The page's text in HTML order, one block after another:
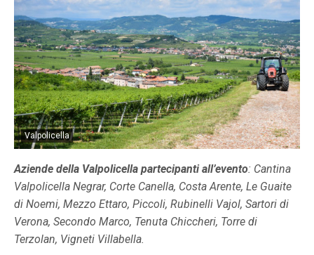
Valpolicella
Aziende della Valpolicella partecipanti all’evento: Cantina
Valpolicella Negrar, Corte Canella, Costa Arente, Le Guaite
di Noemi, Mezzo Ettaro, Piccoli, Rubinelli Vajol, Sartori di
Verona, Secondo Marco, Tenuta Chiccheri, Torre di
Terzolan, Vigneti Villabella.